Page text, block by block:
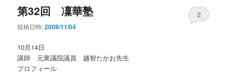
第32回 凜華塾
投稿日時:2009/11/04
2
10月14日
講師 元衆議院議員 越智たかお先生
プロフィール